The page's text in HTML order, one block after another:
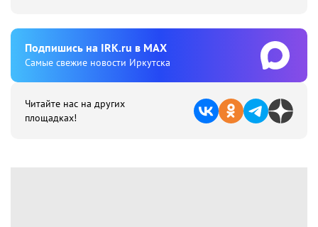
Подпишиcь на IRK.ru в MAX
Cамые свежие новости Иркутска
Читайте нас на других
площадках!